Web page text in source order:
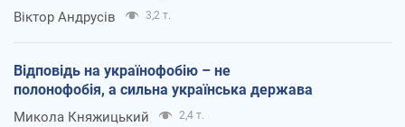
Віктор Андрусів 3,2 т.
Відповідь на українофобію – не
полонофобія, а сильна українська держава
Микола Княжицький 2,4 т.